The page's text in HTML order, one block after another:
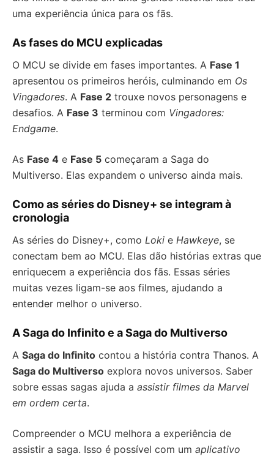
uma experiência única para os fãs.
As fases do MCU explicadas
O MCU se divide em fases importantes. A Fase 1
apresentou os primeiros heróis, culminando em Os
Vingadores. A Fase 2 trouxe novos personagens e
desafios. A Fase 3 terminou com Vingadores:
Endgame.
As Fase 4 e Fase 5 começaram a Saga do
Multiverso. Elas expandem o universo ainda mais.
Como as séries do Disney+ se integram à
cronologia
As séries do Disney+, como Loki e Hawkeye, se
conectam bem ao MCU. Elas dão histórias extras que
enriquecem a experiência dos fãs. Essas séries
muitas vezes ligam-se aos filmes, ajudando a
entender melhor o universo.
A Saga do Infinito e a Saga do Multiverso
A Saga do Infinito contou a história contra Thanos. A
Saga do Multiverso explora novos universos. Saber
sobre essas sagas ajuda a assistir filmes da Marvel
em ordem certa.
Compreender o MCU melhora a experiência de
assistir a saga. Isso é possível com um aplicativo